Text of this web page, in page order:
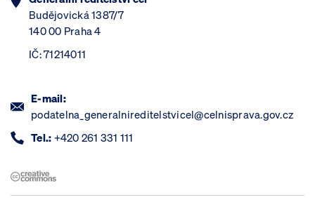
Budějovická 1387/7
140 00 Praha 4
IČ: 71214011
E-mail:
podatelna_generalnireditelstvicel@celnisprava.gov.cz
Tel.: +420 261 331 111